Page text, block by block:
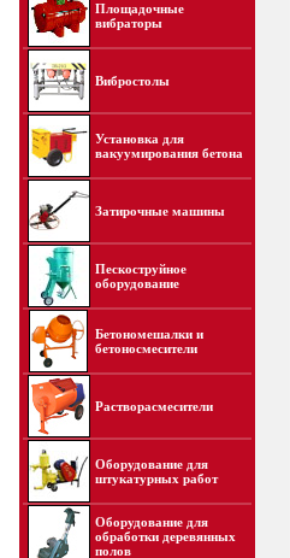
Площадочные
вибраторы
Вибростолы
Установка для
вакуумирования бетона
Затирочные машины
Пескоструйное
оборудование
Бетономешалки и
бетоносмесители
Растворасмесители
Оборудование для
штукатурных работ
Оборудование для
обработки деревянных
полов